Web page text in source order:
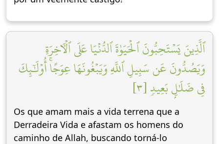
ٱلَّذِينَ يَسۡتَحِبُّونَ ٱلۡحَيَوٰةَ ٱلدُّنۡيَا عَلَى ٱلۡأٓخِرَةِ
وَيَصُدُّونَ عَن سَبِيلِ ٱللَّهِ وَيَبۡغُونَهَا عِوَجًاۚ أُوْلَٰٓئِكَ
فِي ضَلَٰلِۭ بَعِيدٖ [٣]
Os que amam mais a vida terrena que a
Derradeira Vida e afastam os homens do
caminho de Allah, buscando torná-lo